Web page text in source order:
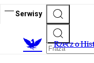
Serwisy
Rzecz o